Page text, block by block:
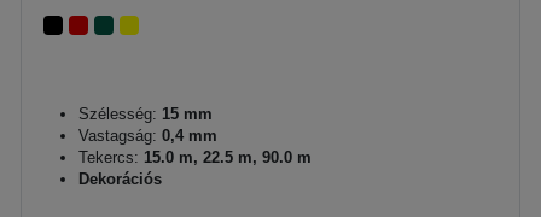
Szélesség: 15 mm
Vastagság: 0,4 mm
Tekercs: 15.0 m, 22.5 m, 90.0 m
Dekorációs